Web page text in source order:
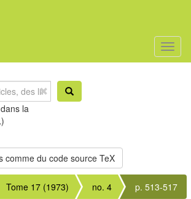
la
Tome 17 (1973) no. 4 p. 513-517